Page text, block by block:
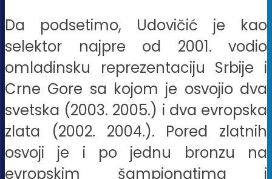
Da podsetimo, Udovičić je kao
selektor najpre od 2001. vodio
omladinsku reprezentaciju Srbije i
Crne Gore sa kojom je osvojio dva
svetska (2003. 2005.) i dva evropska
zlata (2002. 2004.). Pored zlatnih
osvoji je i po jednu bronzu na
evropskim šampionatima i